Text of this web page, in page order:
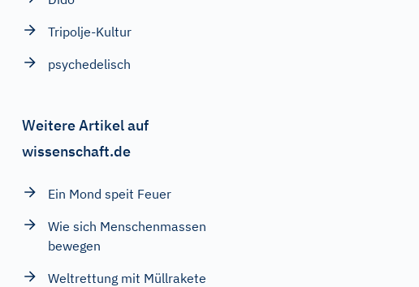
Tripolje-Kultur
psychedelisch
Weitere Artikel auf
wissenschaft.de
Ein Mond speit Feuer
Wie sich Menschenmassen
bewegen
Weltrettung mit Müllrakete